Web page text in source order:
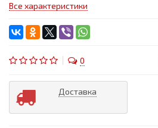
Все характеристики
0
Доставка